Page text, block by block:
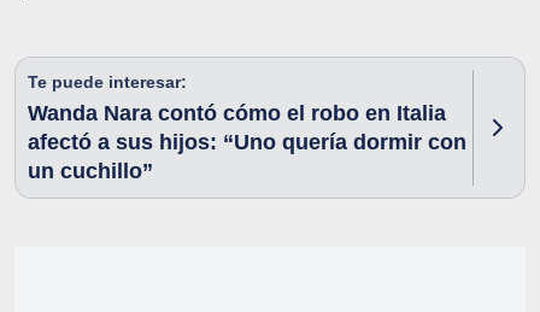
Te puede interesar:
Wanda Nara contó cómo el robo en Italia
afectó a sus hijos: “Uno quería dormir con
un cuchillo”